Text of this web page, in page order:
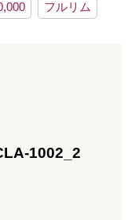
フルリム
1002_2